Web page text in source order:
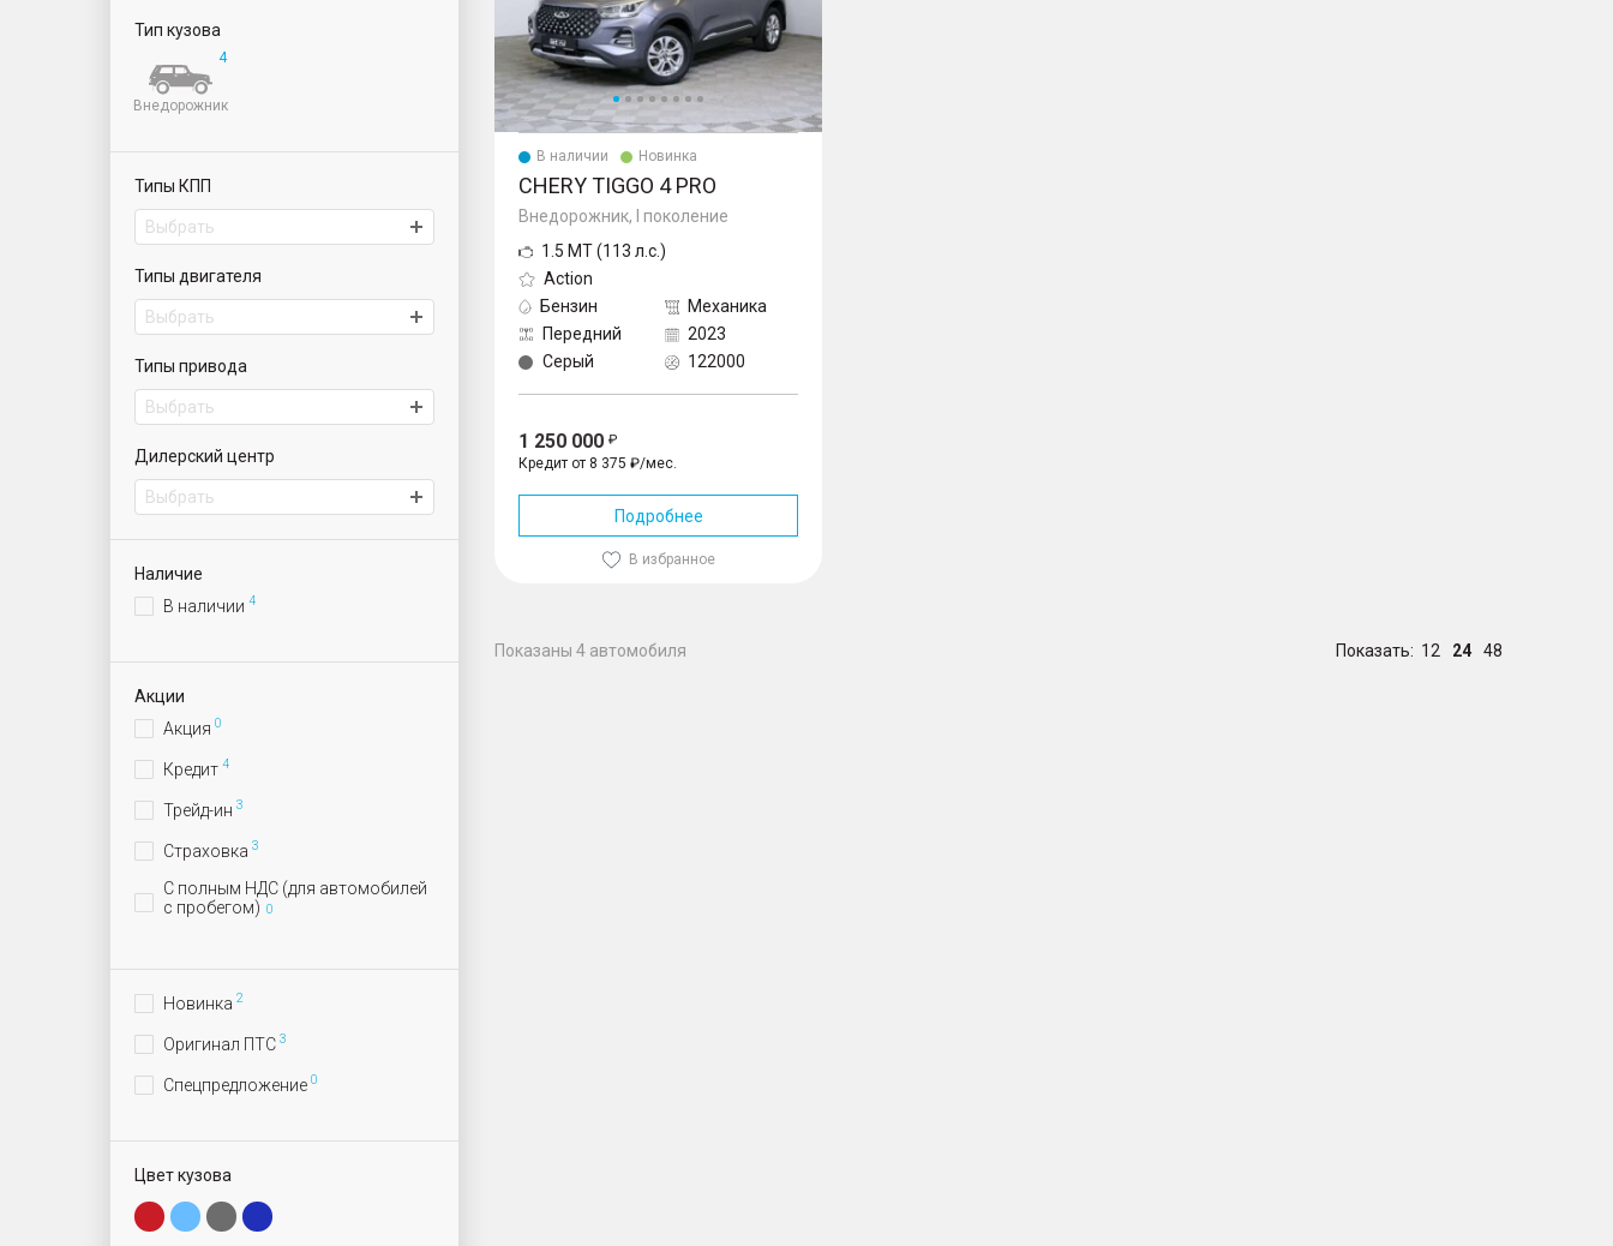
Тип кузова
4
Внедорожник
Типы КПП
Выбрать
Типы двигателя
Выбрать
Типы привода
Выбрать
Дилерский центр
Выбрать
Наличие
В наличии 4
Акции
Акция 0
Кредит 4
Трейд-ин 3
Страховка 3
С полным НДС (для автомобилей
с пробегом) 0
Новинка 2
Оригинал ПТС 3
Спецпредложение 0
Цвет кузова
В наличии Новинка
CHERY TIGGO 4 PRO
Внедорожник, I поколение
1.5 MT (113 л.с.)
Action
Бензин
Механика
Передний
2023
Серый
122000
1 250 000
Кредит от 8 375 ₽/мес.
Подробнее
В избранное
Показаны 4 автомобиля Показать: 12 24 48